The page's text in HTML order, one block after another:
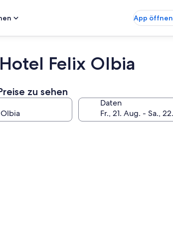
App öffnen
Felix Olbia
zu sehen
Daten